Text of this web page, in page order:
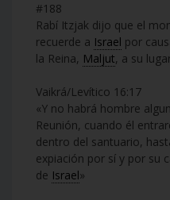
#188
Rabí Itzjak dijo que el
recuerde a Israel por
la Reina, Maljut, a su
Vaikrá/Levítico 16:17
«Y no habrá hombre
Reunión, cuando él
dentro del santuario,
expiación por sí y por su
de Israel»